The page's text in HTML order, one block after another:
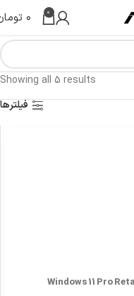
0 ۰
Showing all 5 results
فیلترها